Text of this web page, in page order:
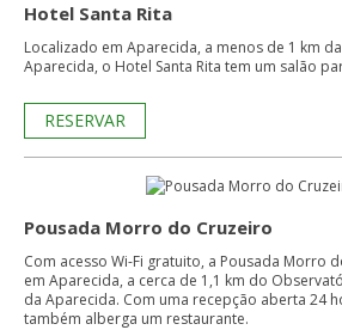
Hotel Santa Rita
Localizado em Aparecida, a menos de 1 km
Aparecida, o Hotel Santa Rita tem um salão
RESERVAR
Pousada Morro do Cruzeiro
Com acesso Wi-Fi gratuito, a Pousada Morro
em Aparecida, a cerca de 1,1 km do
da Aparecida. Com uma recepção aberta 24
também alberga um restaurante.